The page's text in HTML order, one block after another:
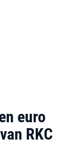
euro
RKC